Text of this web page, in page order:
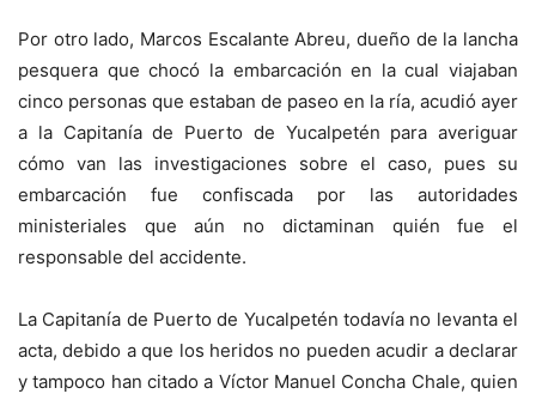
Por otro lado, Marcos Escalante Abreu, dueño de la lancha
pesquera que chocó la embarcación en la cual viajaban
cinco personas que estaban de paseo en la ría, acudió ayer
a la Capitanía de Puerto de Yucalpetén para averiguar
cómo van las investigaciones sobre el caso, pues su
embarcación fue confiscada por las autoridades
ministeriales que aún no dictaminan quién fue el
responsable del accidente.
La Capitanía de Puerto de Yucalpetén todavía no levanta el
acta, debido a que los heridos no pueden acudir a declarar
y tampoco han citado a Víctor Manuel Concha Chale, quien